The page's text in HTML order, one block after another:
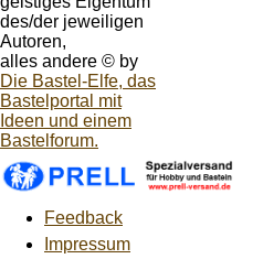
des/der jeweiligen
Autoren,
alles andere © by
Die Bastel-Elfe, das
Bastelportal mit
Ideen und einem
Bastelforum.
Feedback
Impressum